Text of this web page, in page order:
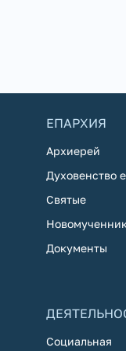
ЕПАРХИЯ
Архиерей
Духовенство
Святые
Документы
Социальная